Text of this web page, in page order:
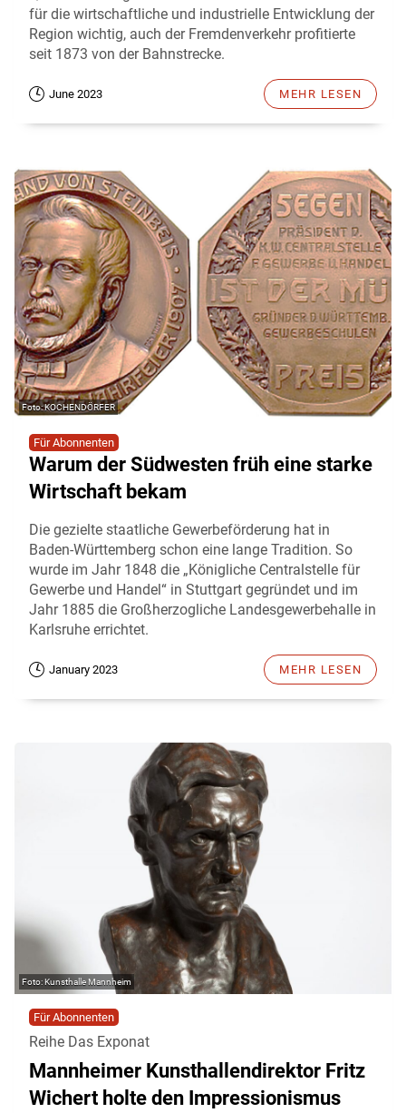
für die wirtschaftliche und industrielle Entwicklung der
Region wichtig, auch der Fremdenverkehr profitierte
seit 1873 von der Bahnstrecke.
June 2023 MEHR LESEN
KOCHENDÖRFER
Für Abonnenten
Warum der Südwesten früh eine starke
Wirtschaft bekam
Die gezielte staatliche Gewerbeförderung hat in
Baden-Württemberg schon eine lange Tradition. So
wurde im Jahr 1848 die „Königliche Centralstelle für
Gewerbe und Handel“ in Stuttgart gegründet und im
Jahr 1885 die Großherzogliche Landesgewerbehalle in
Karlsruhe errichtet.
January 2023 MEHR LESEN
Kunsthalle Mannheim
Für Abonnenten
Reihe Das Exponat
Mannheimer Kunsthallendirektor Fritz
Wichert holte den Impressionismus